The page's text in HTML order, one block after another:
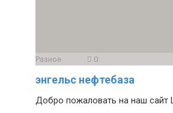
Разное 0
энгельс нефтебаза
Добро пожаловать на наш сайт